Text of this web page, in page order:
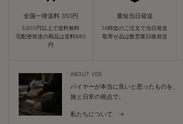
全国一律送料 350円
5,500円以上で送料無料
宅配便発送の商品は送料880
円
最短当日発送
14時迄のご注文で当日発送
取寄せ品は数営業日後発送
ABOUT VDS
バイヤーが本当に良いと思ったものを、
旅と日常の視点で。
私たちについて →